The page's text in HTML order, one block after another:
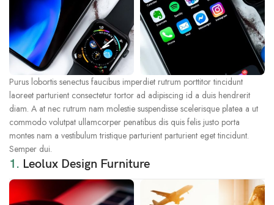
Purus lobortis senectus faucibus imperdiet rutrum porttitor tincidunt
laoreet parturient consectetur tortor ad adipiscing id a duis hendrerit
diam. A at nec rutrum nam molestie suspendisse scelerisque platea a ut
commodo volutpat ullamcorper penatibus dis quis felis justo porta
montes nam a vestibulum tristique parturient parturient eget tincidunt.
Semper dui.
1. Leolux Design Furniture